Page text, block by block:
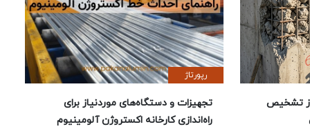
تشخیص
رپورتاژ
تجهیزات و دستگاه‌های موردنیاز برای
راه‌اندازی کارخانه اکستروژن آلومینیوم